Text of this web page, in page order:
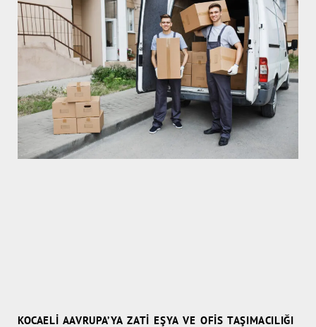
KOCAELI AAVRUPA’YA ZATI EŞYA VE OFIS TAŞIMACILIĞI